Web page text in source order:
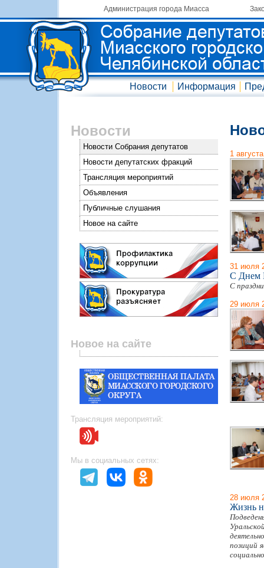
Администрация города Миасса
Новости Информация
Новости
Новости Собрания депутатов
Новости депутатских фракций
Трансляция мероприятий
Объявления
Публичные слушания
Новое на сайте
Новое на сайте
Трансляция мероприятий:
Мы в социальных сетях:
1
31 июля
С Днем
С
29 июля
28 июля
Жизнь
позиций